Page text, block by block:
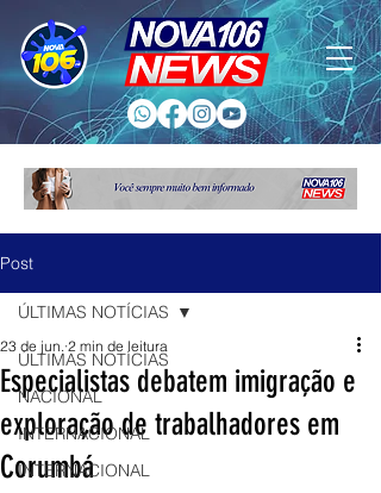
Post
ÚLTIMAS NOTÍCIAS
NACIONAL
INTERNACIONAL
INTERNACIONAL
ÚLTIMAS NOTÍCIAS
Especialistas debatem imigração e
exploração de trabalhadores em
Corumbá
23 de jun. 2 min de leitura